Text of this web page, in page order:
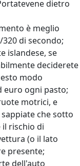
dietro
è meglio
di secondo;
islandese, se
deciderete
modo
euro ogni pasto;
motrici, e
che sotto
il rischio di
(o il lato
presente;
dell'auto